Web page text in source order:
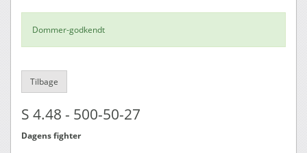
Dommer-godkendt
Tilbage
S 4.48 - 500-50-27
Dagens fighter